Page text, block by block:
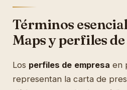
Términos
Maps y perfiles
Los perfiles de empresa en
representan la carta de